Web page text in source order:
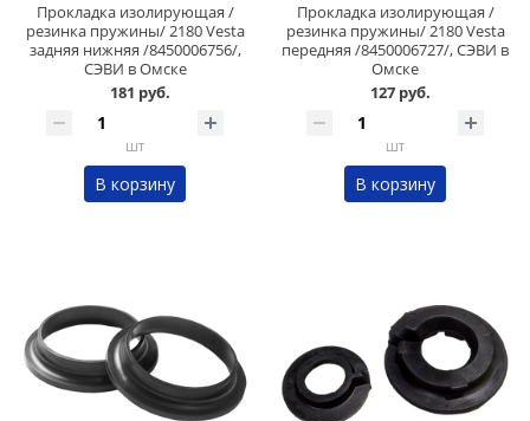
Прокладка изолирующая /
резинка пружины/ 2180 Vesta
задняя нижняя /8450006756/,
СЭВИ в Омске
181 руб.
шт
В корзину
Прокладка изолирующая /
резинка пружины/ 2180 Vesta
передняя /8450006727/, СЭВИ в
Омске
127 руб.
шт
В корзину